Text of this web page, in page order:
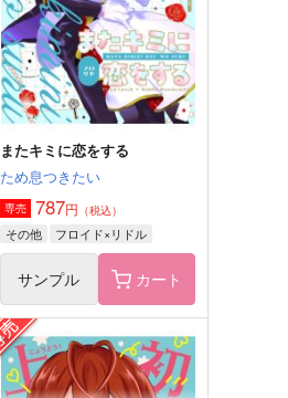
またキミに恋をする
ため息つきたい
専売 787円 （税込）
その他 フロイド×リドル
サンプル カート